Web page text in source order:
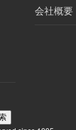
会社概要